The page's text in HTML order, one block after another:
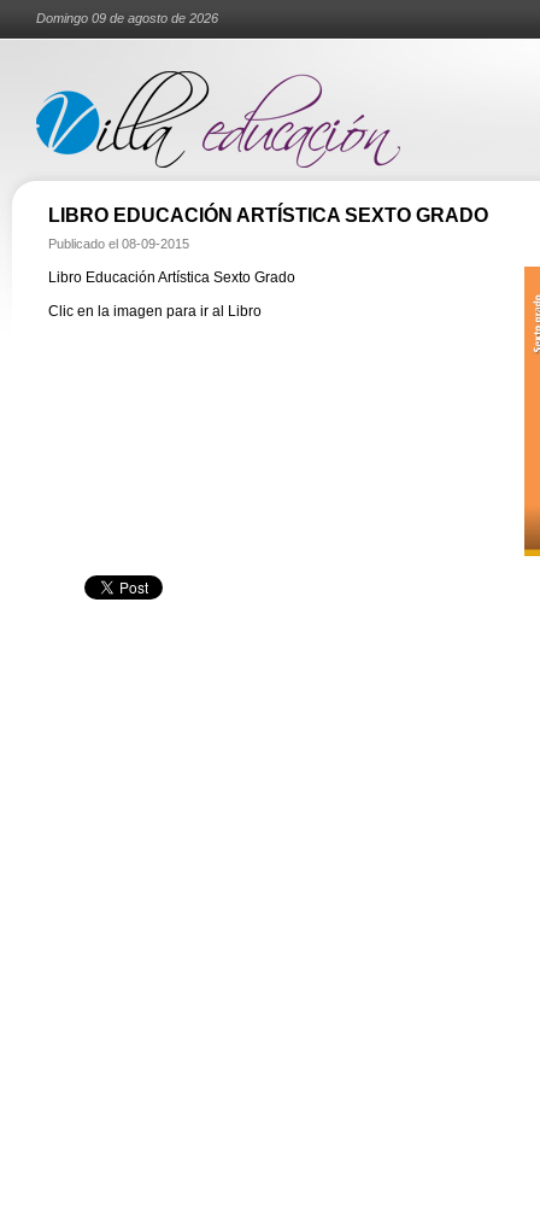
Domingo 09 de agosto de 2026
LIBRO EDUCACIÓN ARTÍSTICA SEXTO GRADO
Publicado el 08-09-2015
Libro Educación Artística Sexto Grado
Clic en la imagen para ir al Libro